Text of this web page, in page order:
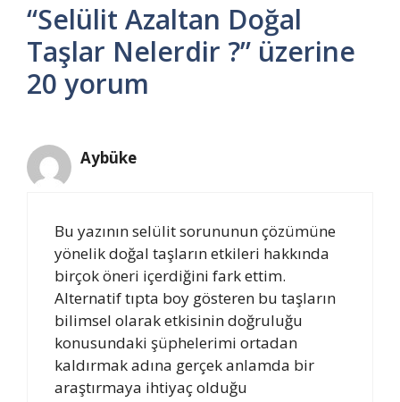
“Selülit Azaltan Doğal
Taşlar Nelerdir ?” üzerine
20 yorum
Aybüke
Bu yazının selülit sorununun çözümüne
yönelik doğal taşların etkileri hakkında
birçok öneri içerdiğini fark ettim.
Alternatif tıpta boy gösteren bu taşların
bilimsel olarak etkisinin doğruluğu
konusundaki şüphelerimi ortadan
kaldırmak adına gerçek anlamda bir
araştırmaya ihtiyaç olduğu